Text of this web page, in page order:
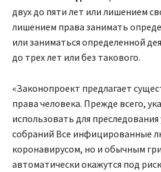
двух до пяти лет или лишением
лишением права занимать
или заниматься определенной
до трех лет или без такового.
«Законопроект предлагает
права человека. Прежде всего,
использовать для
собраний Все инфицированные
коронавирусом, но и обычным
автоматически окажутся под